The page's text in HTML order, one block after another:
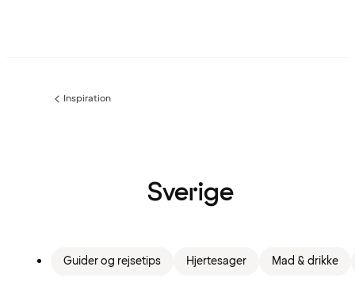
Forrige
Inspiration
Sverige
Guider og rejsetips Hjertesager Mad & drikke